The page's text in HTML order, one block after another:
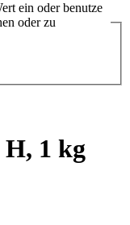
ein oder benutze
oder zu
1 kg